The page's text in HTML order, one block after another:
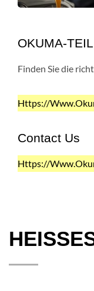
OKUMA-
Finden Sie die
Https://
Contact Us
Https://